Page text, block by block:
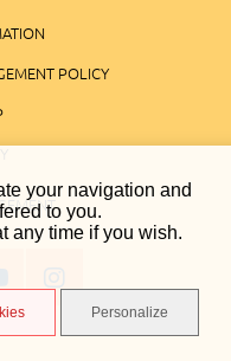
your navigation and
to you.
any time if you wish.
Personalize
POLICY